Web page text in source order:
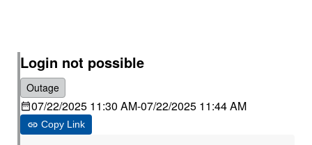
Login not possible
Outage
07/22/2025 11:30 AM-07/22/2025 11:44 AM
Copy Link